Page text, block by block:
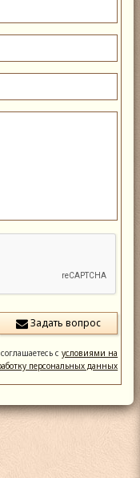
сусловиями на
персональных данных